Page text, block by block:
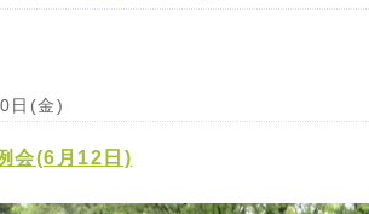
日(金)
会(6月12日)